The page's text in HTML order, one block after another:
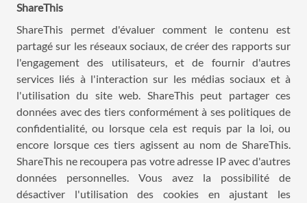
ShareThis
ShareThis permet d'évaluer comment le contenu est
partagé sur les réseaux sociaux, de créer des rapports sur
l'engagement des utilisateurs, et de fournir d'autres
services liés à l'interaction sur les médias sociaux et à
l'utilisation du site web. ShareThis peut partager ces
données avec des tiers conformément à ses politiques de
confidentialité, ou lorsque cela est requis par la loi, ou
encore lorsque ces tiers agissent au nom de ShareThis.
ShareThis ne recoupera pas votre adresse IP avec d'autres
données personnelles. Vous avez la possibilité de
désactiver l'utilisation des cookies en ajustant les